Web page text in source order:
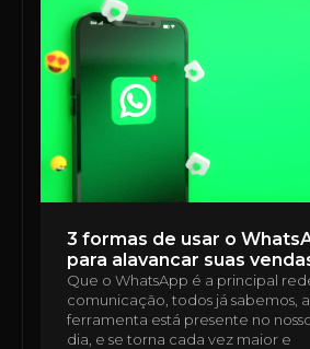
3 formas de usar o
para alavancar suas
Que o WhatsApp é a principal
comunicação, todos já sabemos,
ferramenta está presente no
dia, e se torna cada vez maior e